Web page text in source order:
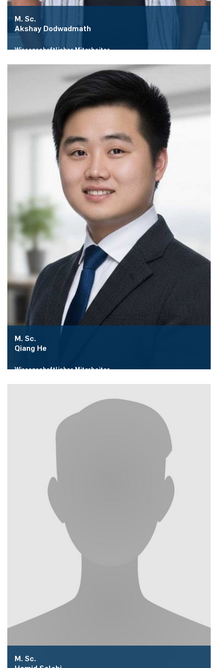
M. Sc.
Akshay Dodwadmath
Wissenschaftlicher Mitarbeiter
Raum: ID 2/409
akshay.dodwadmath@rub.de
Mehr zur Person
M. Sc.
Qiang He
Wissenschaftlicher Mitarbeiter
Raum: ID 2/457
Mehr zur Person
M. Sc.